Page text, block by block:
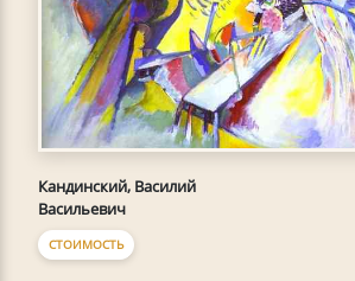
Кандинский, Василий
Васильевич
СТОИМОСТЬ